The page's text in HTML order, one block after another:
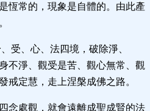
恆常的，現象是自體的。由此產
受、心、法四境，破除淨、
不淨、觀受是苦、觀心無常、觀
戒定慧，走上涅槃成佛之路。
念處觀，就會遠離成聖成賢的法